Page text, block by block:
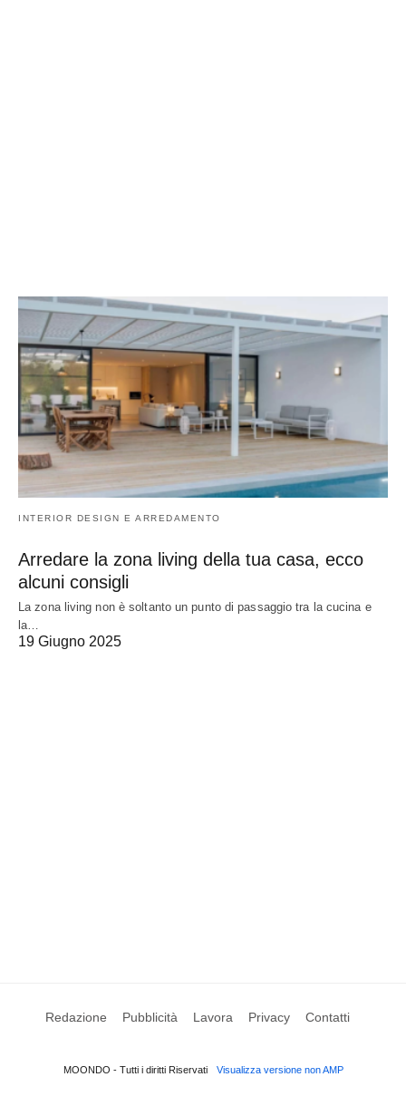
INTERIOR DESIGN E ARREDAMENTO
Arredare la zona living della tua casa, ecco
alcuni consigli
La zona living non è soltanto un punto di passaggio tra la cucina e
la…
19 Giugno 2025
Redazione Pubblicità Lavora Privacy Contatti
MOONDO - Tutti i diritti Riservati Visualizza versione non AMP